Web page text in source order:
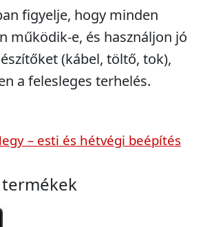
figyelje, hogy minden
működik-e, és használjon jó
(kábel, töltő, tok),
a felesleges terhelés.
– esti és hétvégi beépítés